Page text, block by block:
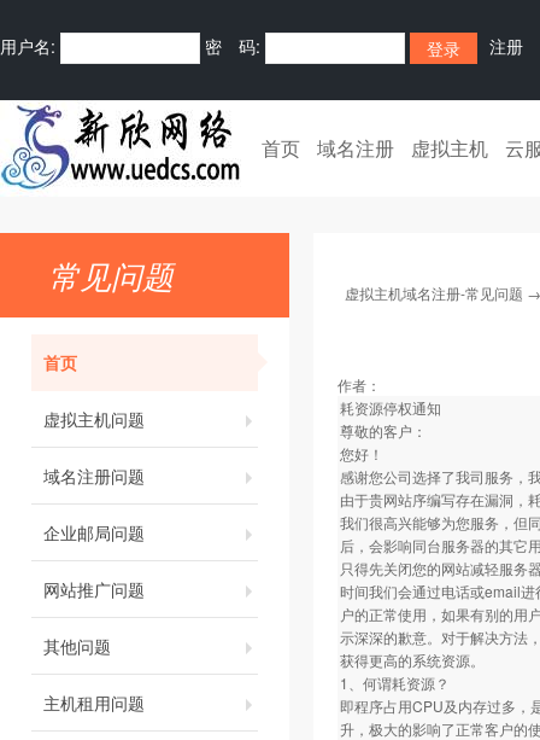
用户名: 密 码: 注册
首页 域名注册 虚拟主机 云
常见问题
首页
虚拟主机问题
域名注册问题
企业邮局问题
网站推广问题
其他问题
主机租用问题
虚拟主机域名注册-常见问题
作者：
耗资源停权通知
尊敬的客户：
您好！
感谢您公司选择了我司服务，
由于贵网站序编写存在漏洞，
我们很高兴能够为您服务，但
后，会影响同台服务器的其它
只得先关闭您的网站减轻服务
时间我们会通过电话或email
户的正常使用，如果有别的用
示深深的歉意。对于解决方法
获得更高的系统资源。
1、何谓耗资源？
即程序占用CPU及内存过多，
升，极大的影响了正常客户的